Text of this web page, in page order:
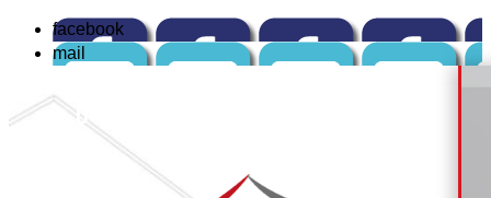
facebook
mail
☏ 04 84 14 04 42